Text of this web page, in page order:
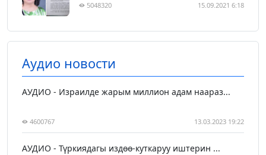
5048320 15.09.2021 6:18
Аудио новости
АУДИО - Израилде жарым миллион адам наараз...
4600767 13.03.2023 19:22
АУДИО - Түркиядагы издөө-куткаруу иштерин ...